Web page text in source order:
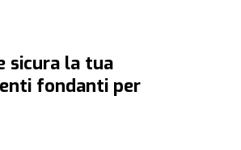
sicura la tua
fondanti per